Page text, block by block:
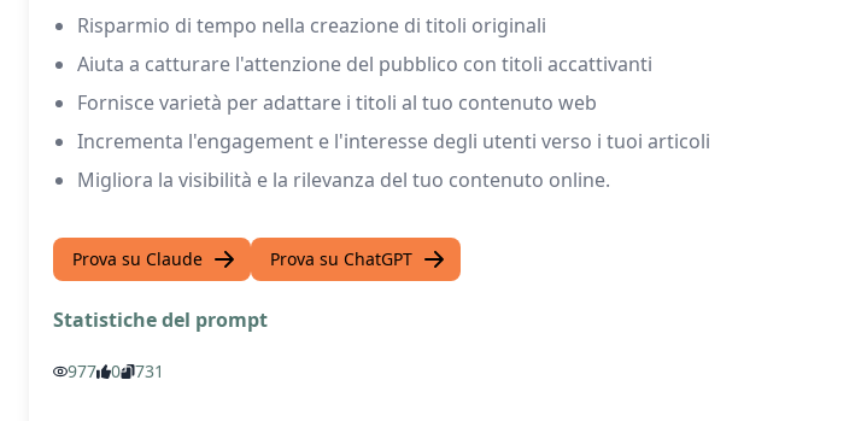
Risparmio di tempo nella creazione di titoli originali
Aiuta a catturare l'attenzione del pubblico con titoli accattivanti
Fornisce varietà per adattare i titoli al tuo contenuto web
Incrementa l'engagement e l'interesse degli utenti verso i tuoi articoli
Migliora la visibilità e la rilevanza del tuo contenuto online.
Prova su Claude Prova su ChatGPT
Statistiche del prompt
977 0 731